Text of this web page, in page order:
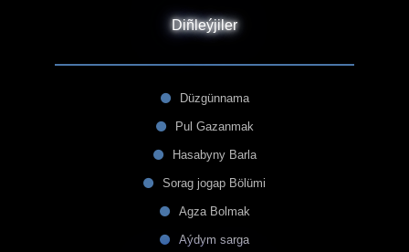
Diñleýjiler
Düzgünnama
Pul Gazanmak
Hasabyny Barla
Sorag jogap Bölümi
Agza Bolmak
Aýdym sarga